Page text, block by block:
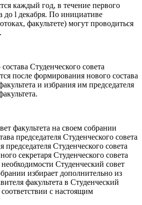
каждый год, в течение первого
до l декабря. По инициативе
факультете) могут проводиться
Студенческого совета
после формирования нового состава
и избрания им председателя
факультета на своем собрании
председателя Студенческого совета
председателя Студенческого совета
секретаря Студенческого совета
Студенческий совет
избирает дополнительно из
факультета в Студенческий
с настоящим